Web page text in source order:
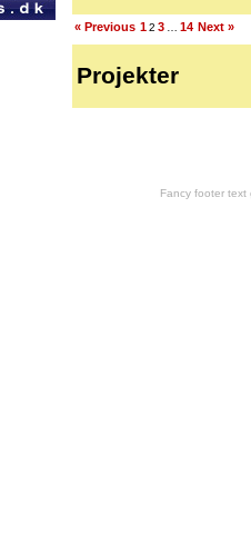
« Previous 12 3 14 Next »
Projekter
Fancy footer